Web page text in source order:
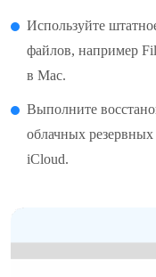
Используйте
файлов, например
в Mac.
Выполните
облачных
iCloud.